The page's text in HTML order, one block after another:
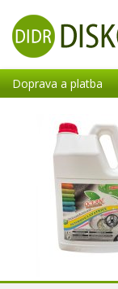
Doprava a platba